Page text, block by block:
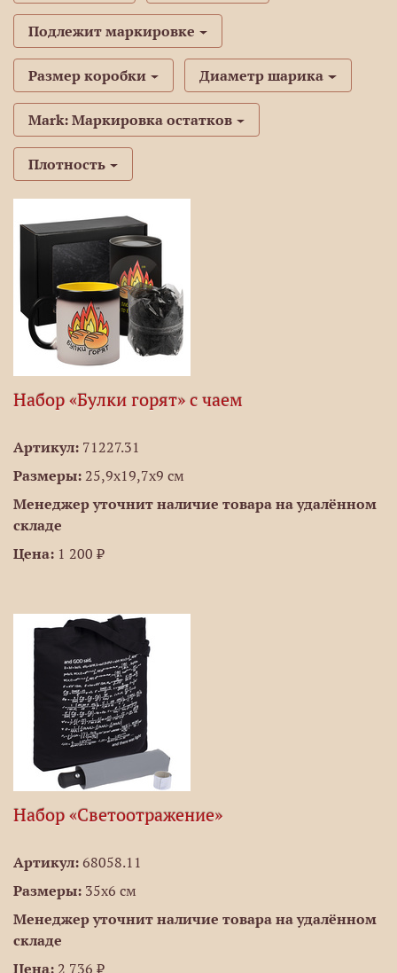
Подлежит маркировке
Размер коробки Диаметр шарика
Mark: Маркировка остатков
Плотность
Набор «Булки горят» с чаем
Артикул: 71227.31
Размеры: 25,9х19,7х9 см
Менеджер уточнит наличие товара на удалённом
складе
Цена: 1 200 ₽
Набор «Светоотражение»
Артикул: 68058.11
Размеры: 35х6 см
Менеджер уточнит наличие товара на удалённом
складе
Цена: 2 736 ₽